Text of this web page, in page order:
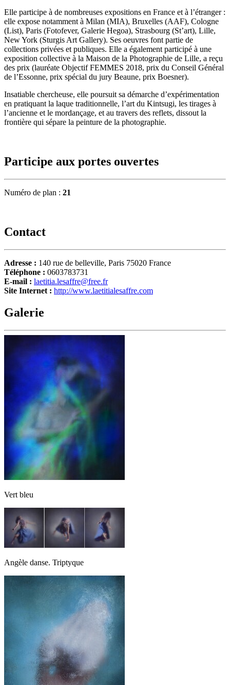
Elle participe à de nombreuses expositions en France et à l’étranger :
elle expose notamment à Milan (MIA), Bruxelles (AAF), Cologne
(List), Paris (Fotofever, Galerie Hegoa), Strasbourg (St’art), Lille,
New York (Sturgis Art Gallery). Ses oeuvres font partie de
collections privées et publiques. Elle a également participé à une
exposition collective à la Maison de la Photographie de Lille, a reçu
des prix (lauréate Objectif FEMMES 2018, prix du Conseil Général
de l’Essonne, prix spécial du jury Beaune, prix Boesner).
Insatiable chercheuse, elle poursuit sa démarche d’expérimentation
en pratiquant la laque traditionnelle, l’art du Kintsugi, les tirages à
l’ancienne et le mordançage, et au travers des reflets, dissout la
frontière qui sépare la peinture de la photographie.
Participe aux portes ouvertes
Numéro de plan : 21
Contact
Adresse : 140 rue de belleville, Paris 75020 France
Téléphone : 0603783731
E-mail : laetitia.lesaffre@free.fr
Site Internet : http://www.laetitialesaffre.com
Galerie
Vert bleu
Angèle danse. Triptyque